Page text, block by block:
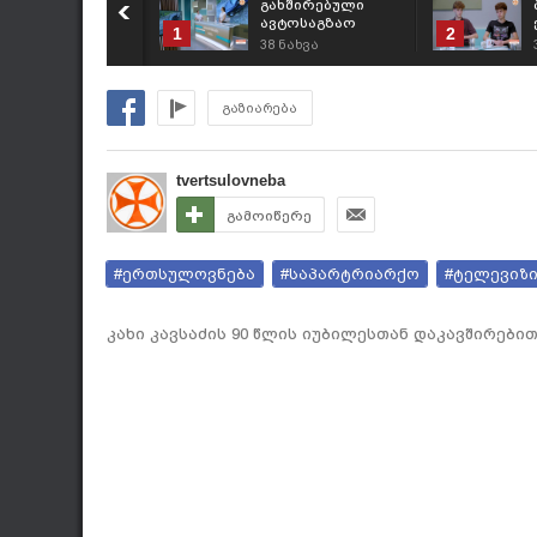
1
გახშირებული
ავტოსაგზაო
შემთხვევებისა და
შესახებ
38 ნახვა
2
გაზიარება
tvertsulovneba
გამოიწერე
#ერთსულოვნება #საპარტრიარქო
კახი კავსაძის 90 წლის იუბილესთან